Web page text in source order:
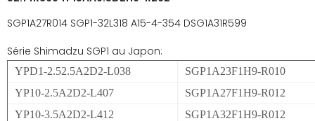
SGP1A27R014 SGP1-32L318 A15-4-354 DSG1A31R599
Série Shimadzu SGP1 au Japon:
YPD1-2.52.5A2D2-L038
SGP1A23F1H9-R010
YP10-2.5A2D2-L407
SGP1A27F1H9-R012
YP10-3.5A2D2-L412
SGP1A32F1H9-R012